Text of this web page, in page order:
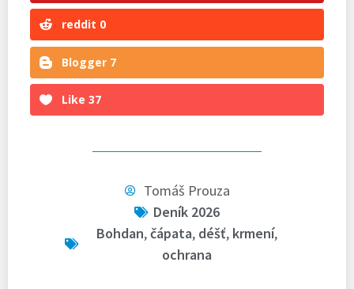
reddit 0
Blogger 7
Like 37
Tomáš Prouza
Deník 2026
Bohdan,čápata, déšť, krmení,
ochrana